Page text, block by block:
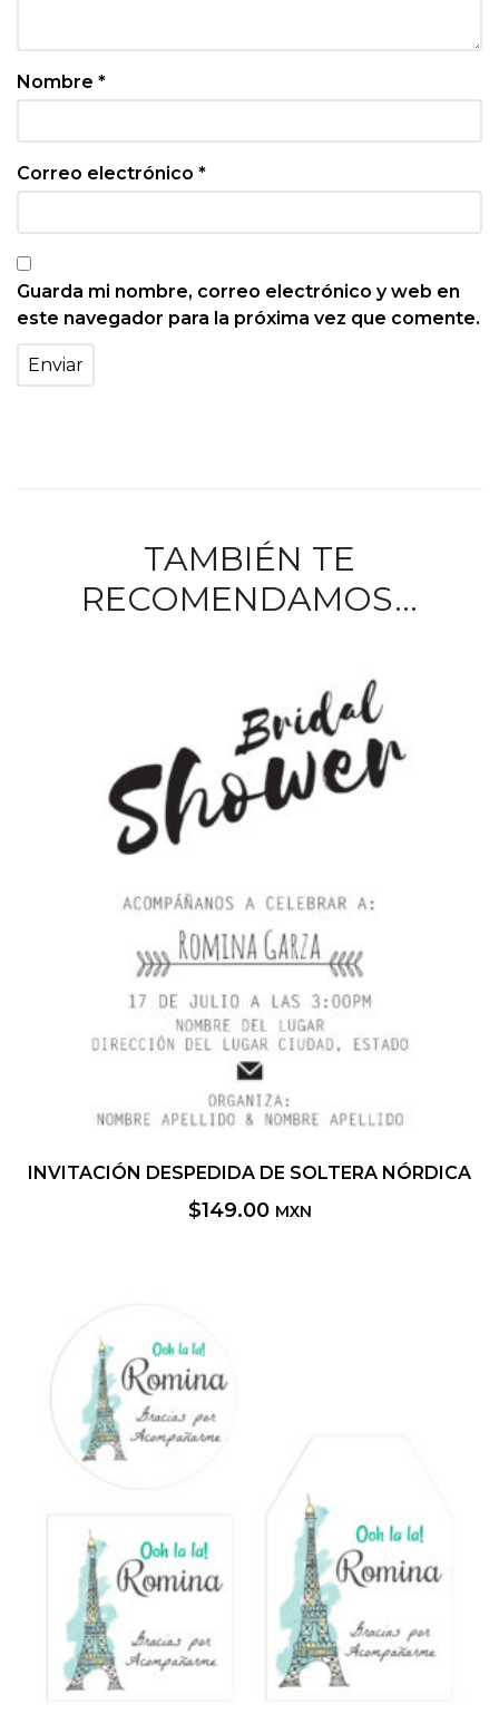
Nombre *
Correo electrónico *
Guarda mi nombre, correo electrónico y web en
este navegador para la próxima vez que comente.
TAMBIÉN TE
RECOMENDAMOS…
INVITACIÓN DESPEDIDA DE SOLTERA NÓRDICA
$149.00 MXN